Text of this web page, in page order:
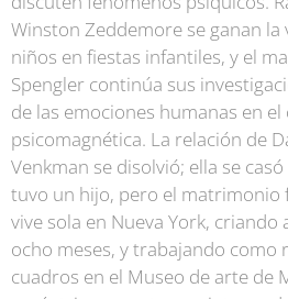
Winston Zeddemore se ganan
niños en fiestas infantiles, y el
Spengler continúa sus
de las emociones humanas en
psicomagnética. La relación de
Venkman se disolvió; ella se
tuvo un hijo, pero el matrimonio
vive sola en Nueva York, criando
ocho meses, y trabajando como
cuadros en el Museo de arte de